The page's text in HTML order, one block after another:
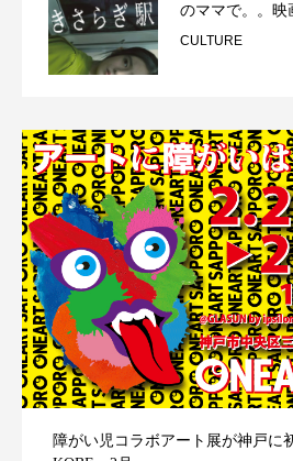
のママで。。映
CULTURE
障がい児コラボアート展が神戸に